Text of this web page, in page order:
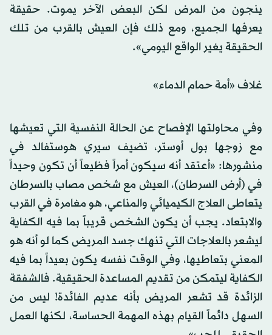
ينجون من المرض لكن البعض الآخر يموت. حقيقة
يعرفها الجميع، ومع ذلك فإن العيش بالقرب من تلك
الحقيقة يغير الواقع اليومي».
غلاف «أمة حمام الدماء»
وفي محاولتها الإفصاح عن الحالة النفسية التي تعيشها
مع زوجها بول أوستر، تضيف سيري هوستفالد في
منشورها: «أعتقد أنه سيكون أمراً فظيعاً أن تكون وحيداً
في (أرض السرطان)، العيش مع شخص مصاب بالسرطان
يتعاطى العلاج الكيميائي والمناعي، هو مغامرة في القرب
والابتعاد. يجب أن يكون الشخص قريباً بما فيه الكفاية
ليشعر بالعلاجات التي تنهك جسد المريض كما لو أنه هو
المعني بتعاطيها، وفي الوقت نفسه يكون بعيداً بما فيه
الكفاية ليتمكن من تقديم المساعدة الحقيقية. فالشفقة
الزائدة قد تشعر المريض بأنه عديم الفائدة! ليس من
السهل دائماً القيام بهذه المهمة الحساسة، لكنها العمل